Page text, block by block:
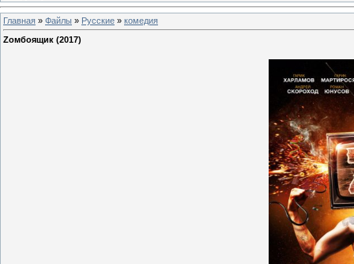
Главная » Файлы » Русские » комедия
Zомбоящик (2017)